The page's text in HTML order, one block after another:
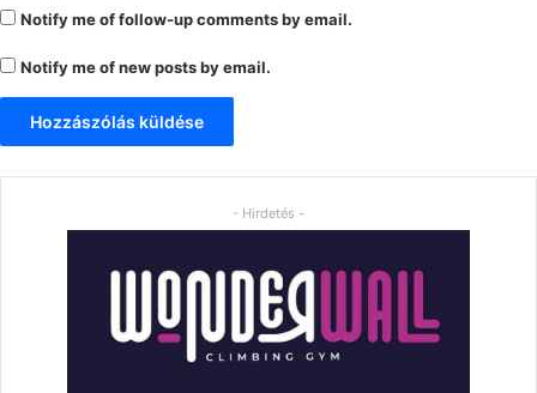
Notify me of follow-up comments by email.
Notify me of new posts by email.
- Hirdetés -